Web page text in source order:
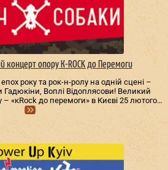
концерт опору К-ROCK до Перемоги
року та рок-н-ролу на одній сцені –
Гадюкіни, Воплі Відоплясови! Великий
– «кRock до перемоги» в Києві 25 лютого…